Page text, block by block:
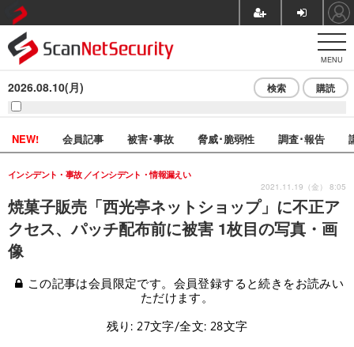
MENU
2026.08.10(月) 検索 購読
NEW! 会員記事 被害･事故 脅威･脆弱性 調査･報告
焼菓子販売「西光亭ネットショップ」に不正ア
クセス、パッチ配布前に被害 1枚目の写真・画
像
インシデント・事故 インシデント・情報漏えい
2021.11.19（金） 8:05
この記事は会員限定です。会員登録すると続きをお読みい
ただけます。
残り: 27文字/全文: 28文字